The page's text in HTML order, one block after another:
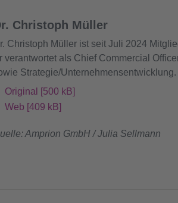
Christoph Müller
Christoph Müller ist seit Juli 2024
verantwortet als Chief Commercial
Strategie/Unternehmensentwicklung.
Original [500 kB]
Web [409 kB]
Amprion GmbH / Julia Sellmann